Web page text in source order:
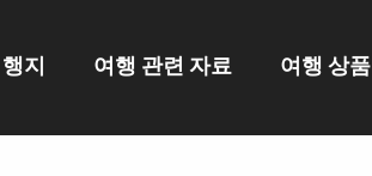
지 여행 관련 자료 여행 상품